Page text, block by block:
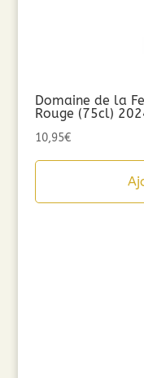
Domaine de la
Rouge (75cl)
10,95€